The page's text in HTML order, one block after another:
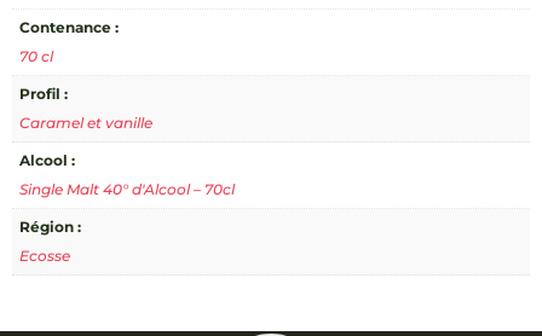
Contenance :
70 cl
Profil :
Caramel et vanille
Alcool :
Single Malt 40° d'Alcool – 70cl
Région :
Ecosse